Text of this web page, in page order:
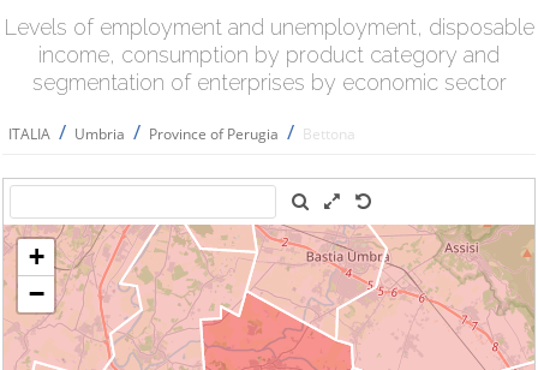
Levels of employment and unemployment, disposable
income, consumption by product category and
segmentation of enterprises by economic sector
ITALIA / Umbria / Province of Perugia / Bettona